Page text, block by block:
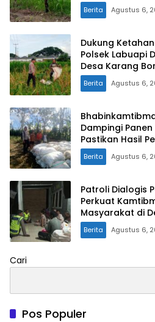
Berita Agustus 6,
Dukung
Polsek Labuapi
Desa Karang
Berita Agustus 6,
Dampingi
Pastikan Hasil
Berita Agustus 6,
Patroli Dialogis
Perkuat
Masyarakat di
Berita Agustus 6,
Cari
Pos Populer